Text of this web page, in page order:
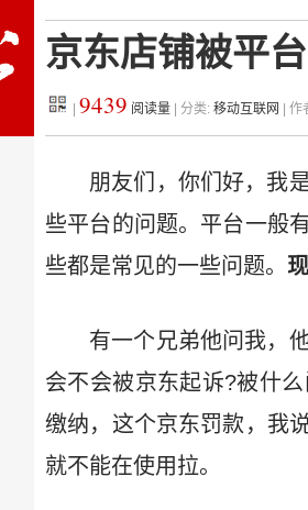
京东店铺被平
9439 阅读量 | 分类: 移动互联网 | 作
朋友们，你们好，我
些平台的问题。平台一般
些都是常见的一些问题。
有一个兄弟他问我，
会不会被京东起诉?被什
缴纳，这个京东罚款，我
就不能在使用拉。